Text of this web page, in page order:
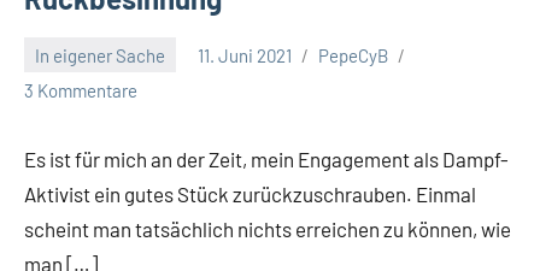
In eigener Sache 11. Juni 2021
PepeCyB
3 Kommentare
Es ist für mich an der Zeit, mein Engagement als Dampf-
Aktivist ein gutes Stück zurückzuschrauben. Einmal
scheint man tatsächlich nichts erreichen zu können, wie
man […]